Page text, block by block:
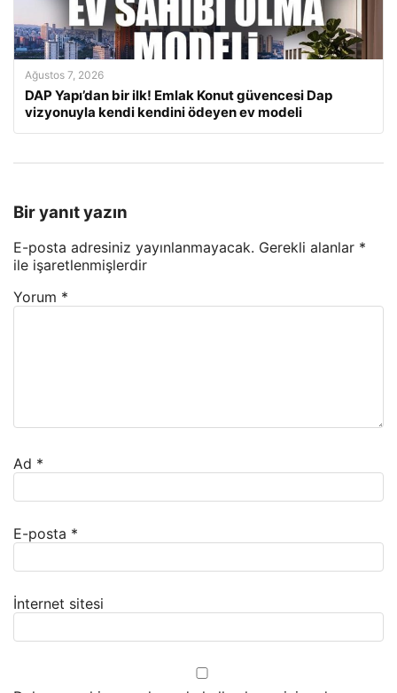
Ağustos 7, 2026
DAP Yapı’dan bir ilk! Emlak Konut güvencesi Dap
vizyonuyla kendi kendini ödeyen ev modeli
Bir yanıt yazın
E-posta adresiniz yayınlanmayacak. Gerekli alanlar *
ile işaretlenmişlerdir
Yorum *
Ad *
E-posta *
İnternet sitesi